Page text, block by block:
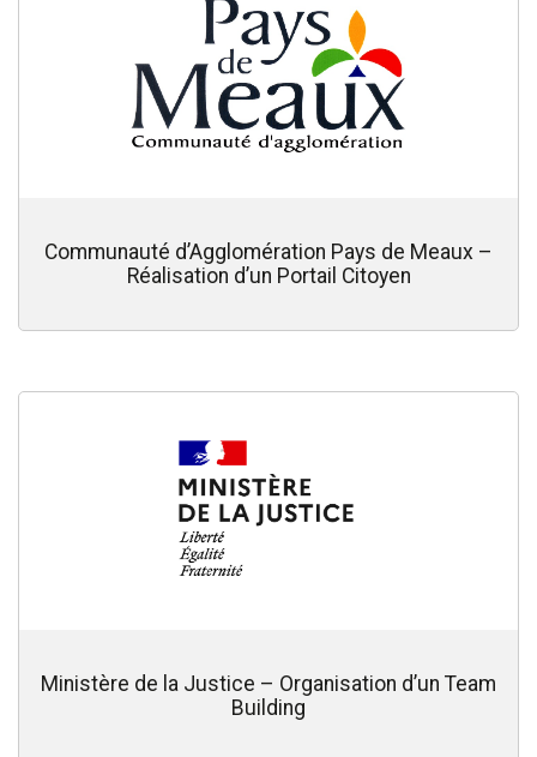
Communauté d’Agglomération Pays de Meaux –
Réalisation d’un Portail Citoyen
Ministère de la Justice – Organisation d’un Team
Building